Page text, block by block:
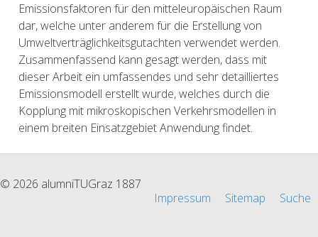
Emissionsfaktoren für den mitteleuropäischen Raum
dar, welche unter anderem für die Erstellung von
Umweltverträglichkeitsgutachten verwendet werden.
Zusammenfassend kann gesagt werden, dass mit
dieser Arbeit ein umfassendes und sehr detailliertes
Emissionsmodell erstellt wurde, welches durch die
Kopplung mit mikroskopischen Verkehrsmodellen in
einem breiten Einsatzgebiet Anwendung findet.
© 2026 alumniTUGraz 1887
Impressum
Sitemap Suche